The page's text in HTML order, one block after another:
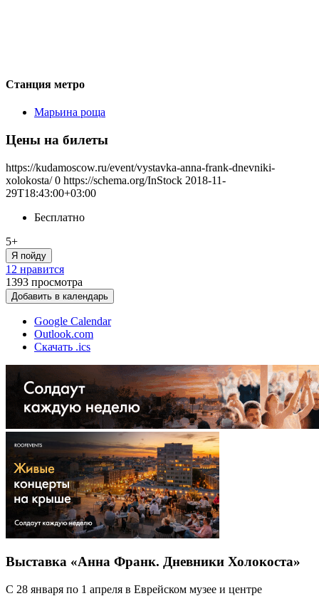
Станция метро
Марьина роща
Цены на билеты
https://kudamoscow.ru/event/vystavka-anna-frank-dnevniki-
xolokosta/ 0 https://schema.org/InStock 2018-11-
29T18:43:00+03:00
Бесплатно
5+
Я пойду
12 нравится
1393 просмотра
Добавить в календарь
Google Calendar
Outlook.com
Скачать .ics
Выставка «Анна Франк. Дневники Холокоста»
С 28 января по 1 апреля в Еврейском музее и центре